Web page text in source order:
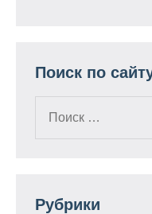
Поиск по
Рубрики